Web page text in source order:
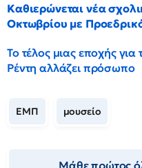
Καθιερώνεται νέα
Οκτωβρίου με
Το τέλος μιας εποχής
Ρέντη αλλάζει πρόσωπο
ΕΜΠ μουσείο
Μάθε πρώτος